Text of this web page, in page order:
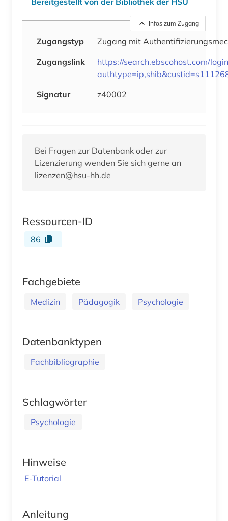
Infos zum Zugang
Zugangstyp
Zugang mit
Zugangslink
https://search.ebscohost.com/
Signatur
z40002
Bei Fragen zur Datenbank oder zur
Lizenzierung wenden Sie sich gerne an
lizenzen@hsu-hh.de
Ressourcen-ID
86
Fachgebiete
Medizin Pädagogik Psychologie
Datenbanktypen
Fachbibliographie
Schlagwörter
Psychologie
Hinweise
E-Tutorial
Anleitung